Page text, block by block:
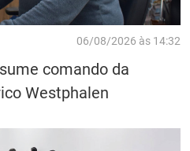
06/08/2026 às 14:32
comando da
Westphalen